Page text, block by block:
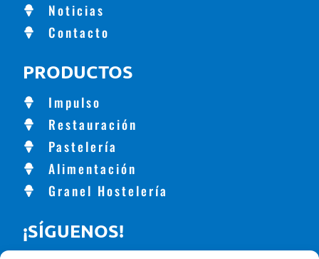
Noticias
Contacto
PRODUCTOS
Impulso
Restauración
Pastelería
Alimentación
Granel Hostelería
¡SÍGUENOS!